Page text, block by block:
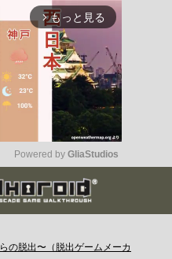
arrow_forward_ios もっと見る
Mute
Powered by GliaStudios
の脱出〜（脱出ゲームメーカ